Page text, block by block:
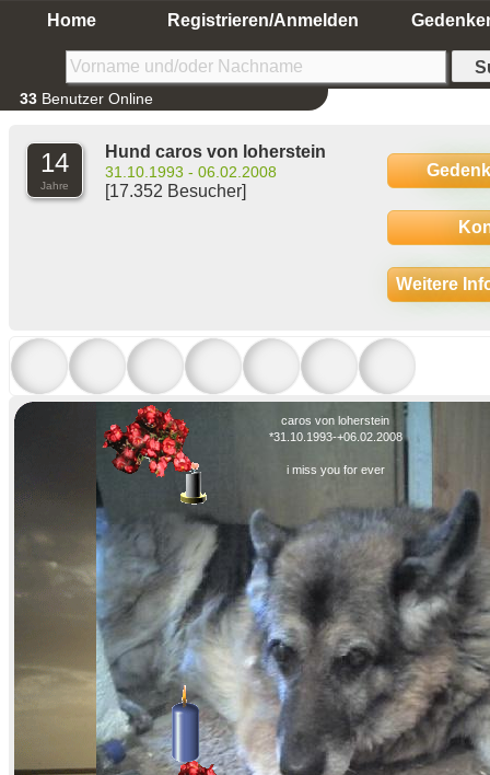
Home Registrieren/Anmelden
33 Benutzer Online
14
Jahre
Hund caros von loherstein
31.10.1993 - 06.02.2008
[17.352 Besucher]
Weitere
caros von loherstein
*31.10.1993-+06.02.2008
i miss you for ever